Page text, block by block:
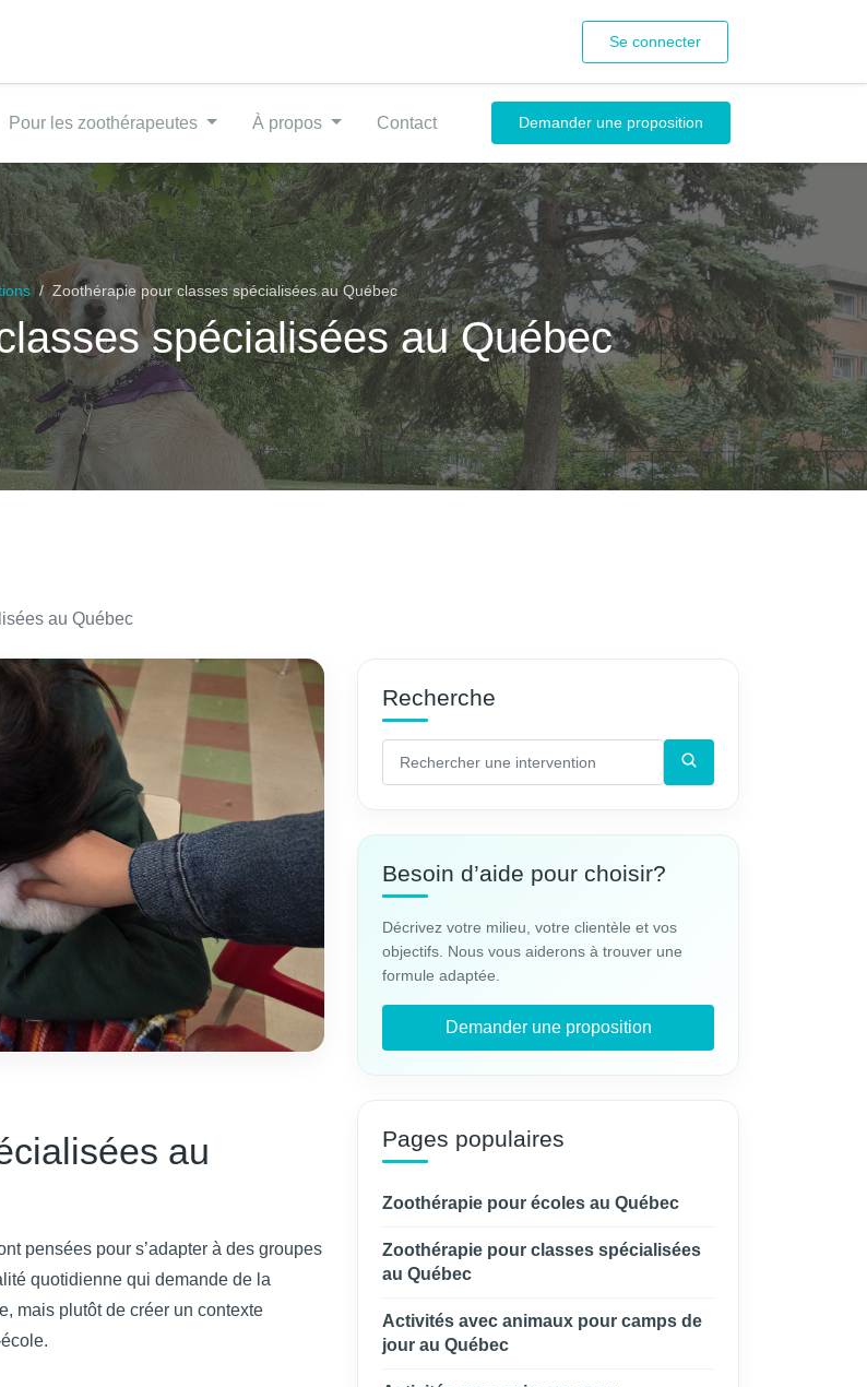
Se connecter
Pour les zoothérapeutes À propos Contact Demander une proposition
Zoothérapie pour classes spécialisées au Québec
spécialisées au Québec
au Québec
au
pensées pour s’adapter à des groupes
quotidienne qui demande de la
mais plutôt de créer un contexte
Recherche
Besoin d’aide pour choisir?
Décrivez votre milieu, votre clientèle et vos
objectifs. Nous vous aiderons à trouver une
formule adaptée.
Demander une proposition
Pages populaires
Zoothérapie pour écoles au Québec
Zoothérapie pour classes spécialisées
au Québec
Activités avec animaux pour camps de
jour au Québec